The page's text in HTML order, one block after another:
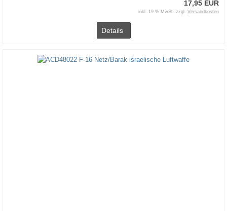
17,95 EUR
inkl. 19 % MwSt. zzgl. Versandkosten
Details